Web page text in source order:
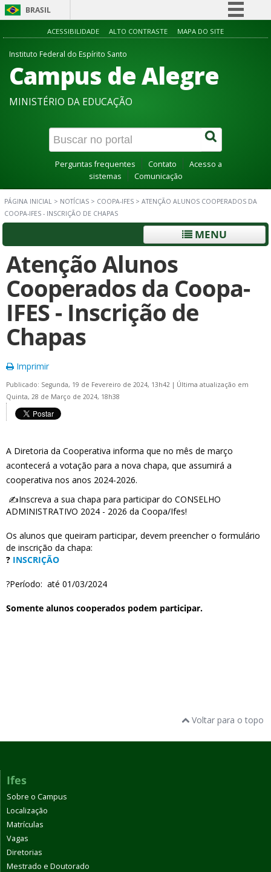
BRASIL
Simplifique!
Acesso à informação
Canais
ACESSIBILIDADE ALTO CONTRASTE MAPA DO SITE
Instituto Federal do Espírito Santo
Campus de Alegre
MINISTÉRIO DA EDUCAÇÃO
Perguntas frequentes Contato
Acesso a
sistemas
Comunicação
PÁGINA INICIAL > NOTÍCIAS > COOPA-IFES > ATENÇÃO ALUNOS COOPERADOS DA
COOPA-IFES - INSCRIÇÃO DE CHAPAS
MENU
Atenção Alunos
Cooperados da Coopa-
IFES - Inscrição de
Chapas
Imprimir
Publicado: Segunda, 19 de Fevereiro de 2024, 13h42 | Última atualização em
Quinta, 28 de Março de 2024, 18h38
A Diretoria da Cooperativa informa que no mês de março
acontecerá a votação para a nova chapa, que assumirá a
cooperativa nos anos 2024-2026.
✍️Inscreva a sua chapa para participar do CONSELHO
ADMINISTRATIVO 2024 - 2026 da Coopa/Ifes!
Os alunos que queiram participar, devem preencher o formulário
de inscrição da chapa:
? INSCRIÇÃO
?Período: até 01/03/2024
Somente alunos cooperados podem participar.
Voltar para o topo
Ifes
Sobre o Campus
Localização
Matrículas
Vagas
Diretorias
Mestrado e Doutorado